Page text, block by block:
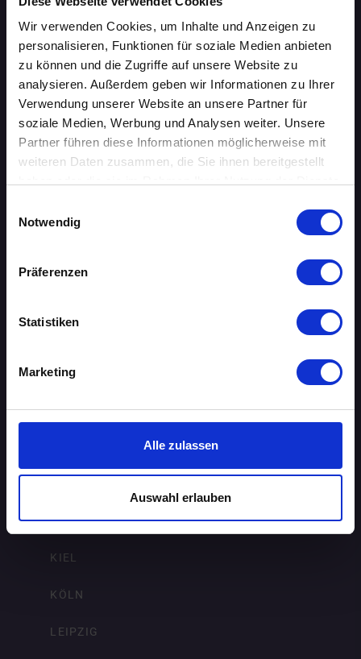
Wir verwenden Cookies, um Inhalte und Anzeigen zu
personalisieren, Funktionen für soziale Medien anbieten
zu können und die Zugriffe auf unsere Website zu
analysieren. Außerdem geben wir Informationen zu Ihrer
Verwendung unserer Website an unsere Partner für
soziale Medien, Werbung und Analysen weiter. Unsere
Partner führen diese Informationen möglicherweise mit
weiteren Daten zusammen, die Sie ihnen bereitgestellt
Notwendig
Präferenzen
Statistiken
Marketing
Alle zulassen
Auswahl erlauben
AACHEN
BERLIN
BIELEFELD
BRAUNSCHWEIG
BREMEN
FRANKFURT AM MAIN
FREIBURG IM BREISGAU
KARLSRUHE
KIEL
KÖLN
LEIPZIG